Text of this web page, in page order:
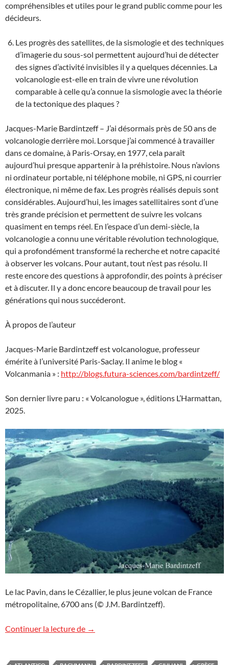
compréhensibles et utiles pour le grand public comme pour les
décideurs.
Les progrès des satellites, de la sismologie et des techniques
d’imagerie du sous-sol permettent aujourd’hui de détecter
des signes d’activité invisibles il y a quelques décennies. La
volcanologie est-elle en train de vivre une révolution
comparable à celle qu’a connue la sismologie avec la théorie
de la tectonique des plaques ?
Jacques-Marie Bardintzeff – J’ai désormais près de 50 ans de
volcanologie derrière moi. Lorsque j’ai commencé à travailler
dans ce domaine, à Paris-Orsay, en 1977, cela paraît
aujourd’hui presque appartenir à la préhistoire. Nous n’avions
ni ordinateur portable, ni téléphone mobile, ni GPS, ni courrier
électronique, ni même de fax. Les progrès réalisés depuis sont
considérables. Aujourd’hui, les images satellitaires sont d’une
très grande précision et permettent de suivre les volcans
quasiment en temps réel. En l’espace d’un demi-siècle, la
volcanologie a connu une véritable révolution technologique,
qui a profondément transformé la recherche et notre capacité
à observer les volcans. Pour autant, tout n’est pas résolu. Il
reste encore des questions à approfondir, des points à préciser
et à discuter. Il y a donc encore beaucoup de travail pour les
générations qui nous succéderont.
À propos de l’auteur
Jacques-Marie Bardintzeff est volcanologue, professeur
émérite à l’université Paris-Saclay. Il anime le blog «
Volcanmania » : http://blogs.futura-sciences.com/bardintzeff/
Son dernier livre paru : « Volcanologue », éditions L’Harmattan,
2025.
Le lac Pavin, dans le Cézallier, le plus jeune volcan de France
métropolitaine, 6700 ans (© J.M. Bardintzeff).
Continuer la lecture de Volcan actif ? Volcan éteint ?
→